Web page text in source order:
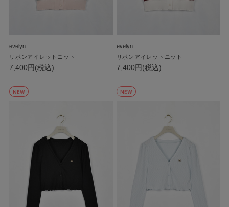
evelyn
リボンアイレットニット
7,400円(税込)
evelyn
リボンアイレットニット
7,400円(税込)
NEW NEW